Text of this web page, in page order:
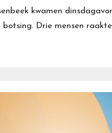
kwamen
Drie mensen